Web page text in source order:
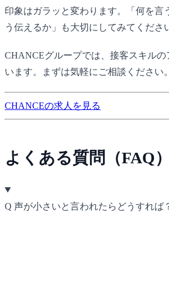
印象はガラッと変わります。「何を言
う伝えるか」も大切にしてみてくださ
CHANCEグループでは、接客スキル
います。まずは気軽にご相談ください。
CHANCEの求人を見る
よくある質問（FAQ）
Q 声が小さいと言われたらどうすれば